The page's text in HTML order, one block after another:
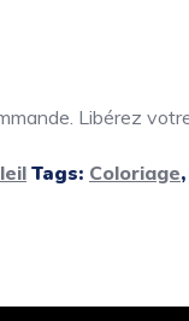
Libérez
Tags: Coloriage,